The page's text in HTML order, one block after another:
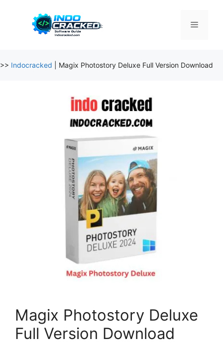
Menu
>> Indocracked Magix Photostory Deluxe Full Version Download
Magix Photostory Deluxe
Full Version Download